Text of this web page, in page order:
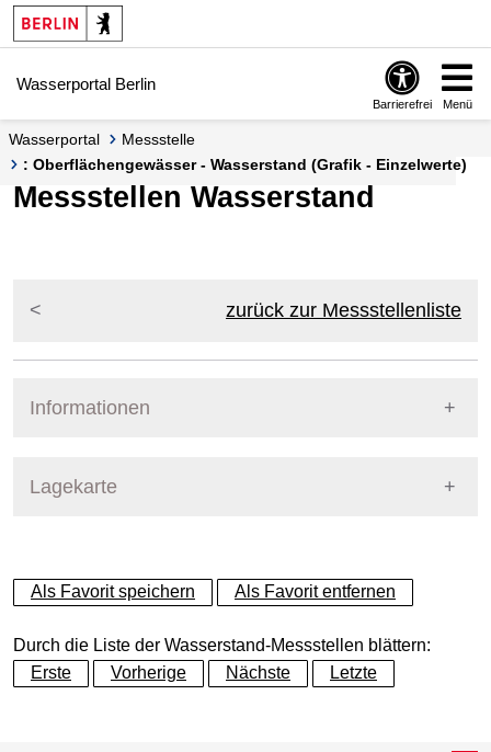
Springe zur Navigation
Springe zum Inhalt
Wasserportal Berlin
Barrierefrei Menü
Wasserportal
Messstelle
: Oberflächengewässer - Wasserstand (Grafik - Einzelwerte)
Messstellen Wasserstand
zurück zur Messstellenliste
Informationen
Lagekarte
+
−
Als Favorit speichern Als Favorit entfernen
Durch die Liste der Wasserstand-Messstellen blättern:
Erste
Vorherige Nächste Letzte